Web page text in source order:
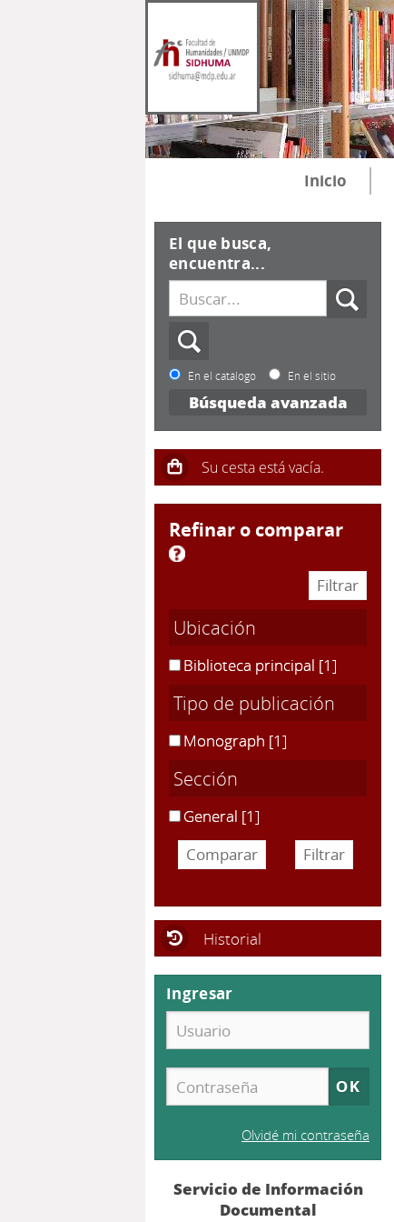
Inicio
El que busca,
encuentra...
En el catálogo En el sitio
Búsqueda avanzada
refinar o comparar
Ubicación
Biblioteca principal [1]
Tipo de publicación
Monograph [1]
Sección
General [1]
Historial
Ingresar
Olvidé mi contraseña
Servicio de Información
Documental